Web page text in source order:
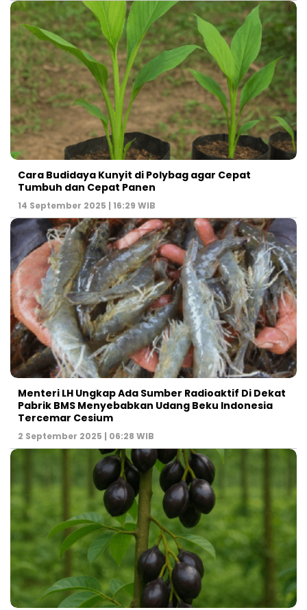
Cara Budidaya Kunyit di Polybag agar Cepat
Tumbuh dan Cepat Panen
14 September 2025 | 16:29 WIB
Menteri LH Ungkap Ada Sumber Radioaktif Di Dekat
Pabrik BMS Menyebabkan Udang Beku Indonesia
Tercemar Cesium
2 September 2025 | 06:28 WIB